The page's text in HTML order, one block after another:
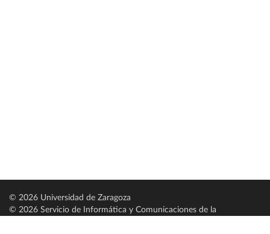
© 2026 Universidad de Zaragoza
© 2026 Servicio de Informática y Comunicaciones de la